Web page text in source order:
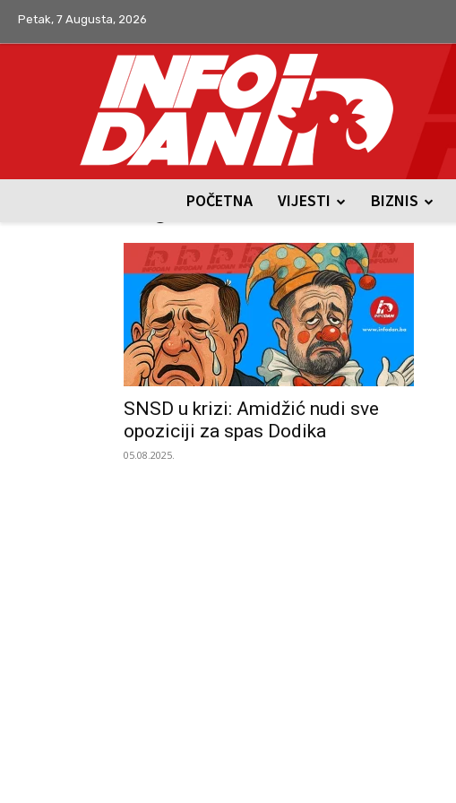
Petak, 7 Augusta, 2026
POČETNA VIJESTI BIZNIS
Tag: Amidžić
SNSD u krizi: Amidžić nudi sve
opoziciji za spas Dodika
05.08.2025.